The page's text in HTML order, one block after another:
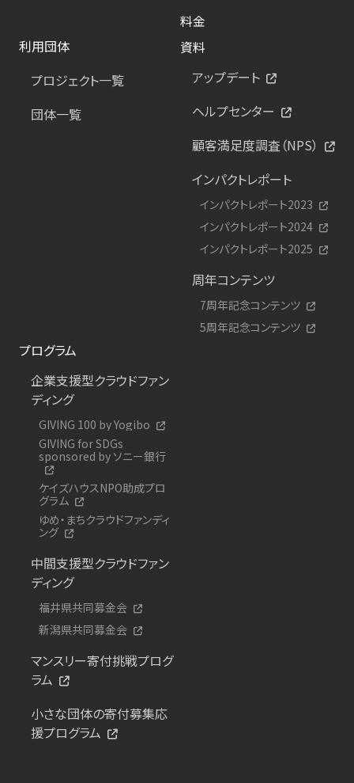
料金
利用団体
プロジェクト一覧
団体一覧
資料
アップデート
ヘルプセンター
顧客満足度調査（NPS）
インパクトレポート
インパクトレポート2023
インパクトレポート2024
インパクトレポート2025
周年コンテンツ
7周年記念コンテンツ
5周年記念コンテンツ
プログラム
企業支援型クラウドファン
ディング
GIVING 100 by Yogibo
GIVING for SDGs
sponsored by ソニー銀行
ケイズハウスNPO助成プロ
グラム
ゆめ・まちクラウドファンディ
ング
中間支援型クラウドファン
ディング
福井県共同募金会
新潟県共同募金会
マンスリー寄付挑戦プログ
ラム
小さな団体の寄付募集応
援プログラム